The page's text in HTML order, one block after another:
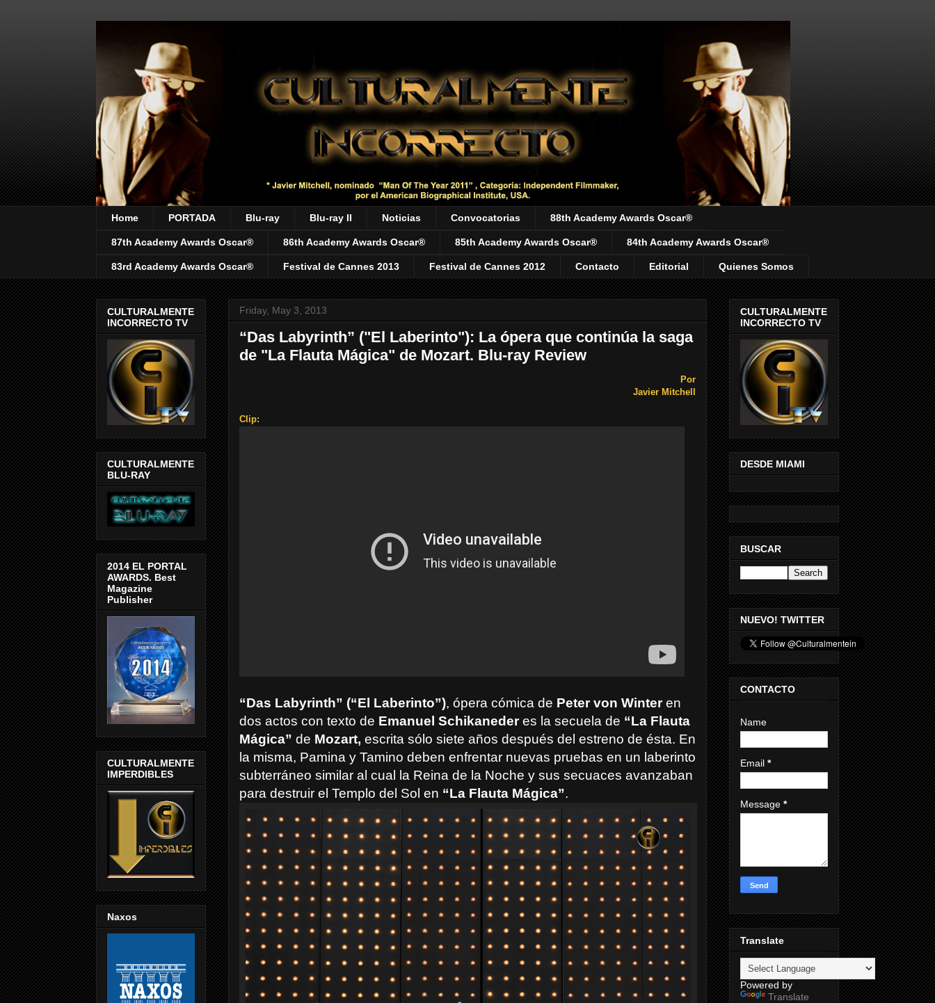
Home PORTADA Blu-ray Blu-ray II Noticias Convocatorias 88th Academy Awards Oscar®
87th Academy Awards Oscar® 86th Academy Awards Oscar® 85th Academy Awards Oscar® 84th Academy Awards Oscar®
83rd Academy Awards Oscar® Festival de Cannes 2013 Festival de Cannes 2012 Contacto Editorial Quienes Somos
Friday, May 3, 2013
“Das Labyrinth” ("El Laberinto"): La ópera que continúa la saga
de "La Flauta Mágica" de Mozart. Blu-ray Review
Por
Javier Mitchell
Clip:
“Das Labyrinth” (“El Laberinto”), ópera cómica de Peter von Winteren
dos actos con texto de Emanuel Schikanederes la secuela de “La Flauta
Mágica” de Mozart, escrita sólo siete años después del estreno de ésta. En
la misma, Pamina y Tamino deben enfrentar nuevas pruebas en un laberinto
subterráneo similar al cual la Reina de la Noche y sus secuaces avanzaban
para destruir el Templo del Sol en “La Flauta Mágica”.
CULTURALMENTE
INCORRECTO TV
CULTURALMENTE
BLU-RAY
2014 EL PORTAL
AWARDS. Best
Magazine
Publisher
CULTURALMENTE
IMPERDIBLES
Naxos
CULTURALMENTE
INCORRECTO TV
DESDE MIAMI
BUSCAR
NUEVO! TWITTER
CONTACTO
Name
Email *
Message *
Translate
Powered by
Translate